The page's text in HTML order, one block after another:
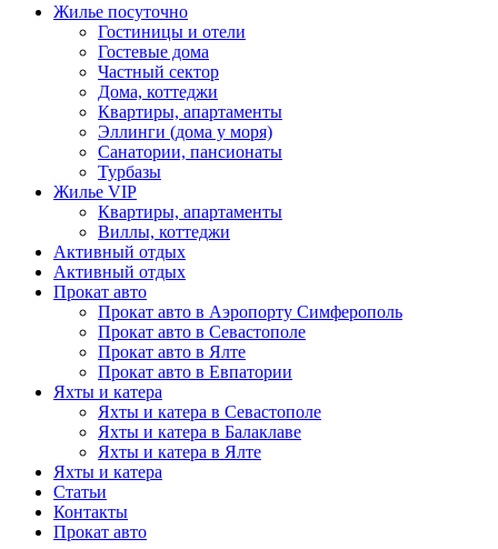
Жилье посуточно
Гостиницы и отели
Гостевые дома
Частный сектор
Дома, коттеджи
Квартиры, апартаменты
Эллинги (дома у моря)
Санатории, пансионаты
Турбазы
Жилье VIP
Квартиры, апартаменты
Виллы, коттеджи
Активный отдых
Активный отдых
Прокат авто
Прокат авто в Аэропорту Симферополь
Прокат авто в Севастополе
Прокат авто в Ялте
Прокат авто в Евпатории
Яхты и катера
Яхты и катера в Севастополе
Яхты и катера в Балаклаве
Яхты и катера в Ялте
Яхты и катера
Статьи
Контакты
Прокат авто